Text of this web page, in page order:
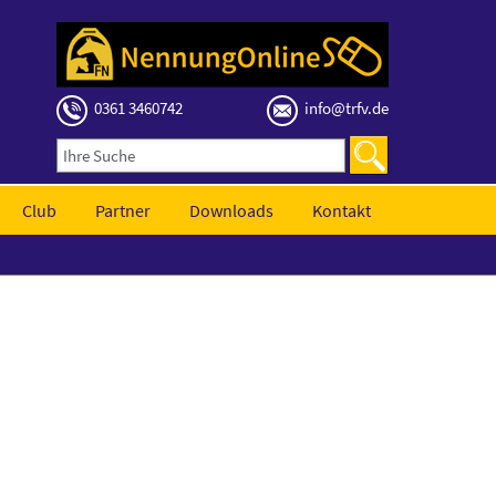
0361 3460742 info@trfv.de
Club Partner Downloads Kontakt